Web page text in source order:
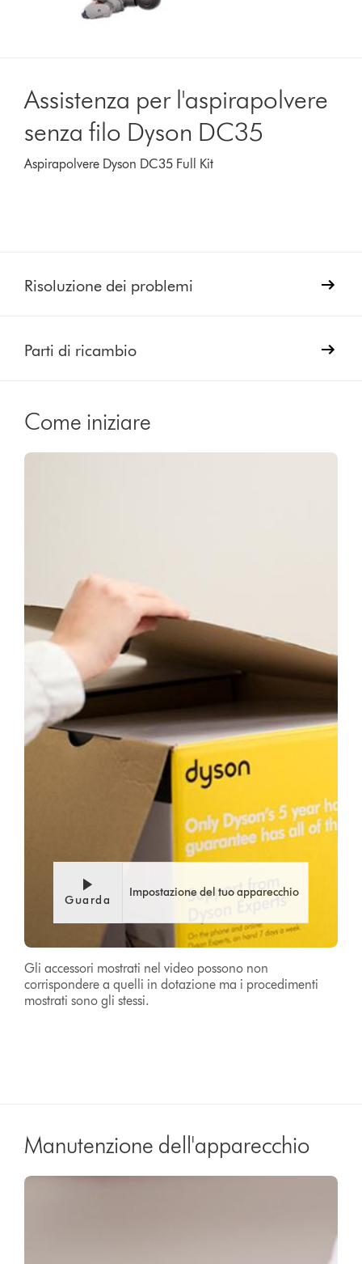
Assistenza per l'aspirapolvere
senza filo Dyson DC35
Aspirapolvere Dyson DC35 Full Kit
Risoluzione dei problemi
Parti di ricambio
Come iniziare
Video
Transcript
trascrizione
video
Guarda
Impostazione del tuo apparecchio
Gli accessori mostrati nel video possono non
corrispondere a quelli in dotazione ma i procedimenti
mostrati sono gli stessi.
Manutenzione dell'apparecchio